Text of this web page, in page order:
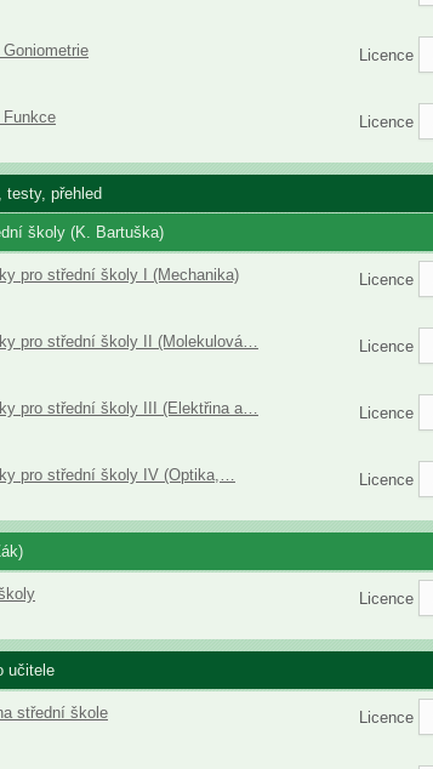
Licence
Licence
přehled
školy (K. Bartuška)
pro střední školy I (Mechanika)
Licence
pro střední školy II (Molekulová…
Licence
pro střední školy III (Elektřina a…
Licence
pro střední školy IV (Optika,…
Licence
Licence
učitele
střední škole
Licence